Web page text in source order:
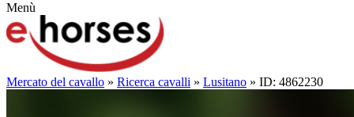
Menù
Mercato del cavallo » Ricerca cavalli » Lusitano » ID: 4862230